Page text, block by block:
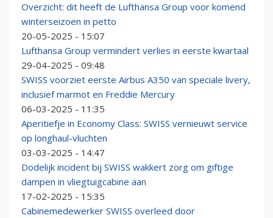
Overzicht: dit heeft de Lufthansa Group voor komend
winterseizoen in petto
20-05-2025 - 15:07
Lufthansa Group vermindert verlies in eerste kwartaal
29-04-2025 - 09:48
SWISS voorziet eerste Airbus A350 van speciale livery,
inclusief marmot en Freddie Mercury
06-03-2025 - 11:35
Aperitiefje in Economy Class: SWISS vernieuwt service
op longhaul-vluchten
03-03-2025 - 14:47
Dodelijk incident bij SWISS wakkert zorg om giftige
dampen in vliegtuigcabine aan
17-02-2025 - 15:35
Cabinemedewerker SWISS overleed door